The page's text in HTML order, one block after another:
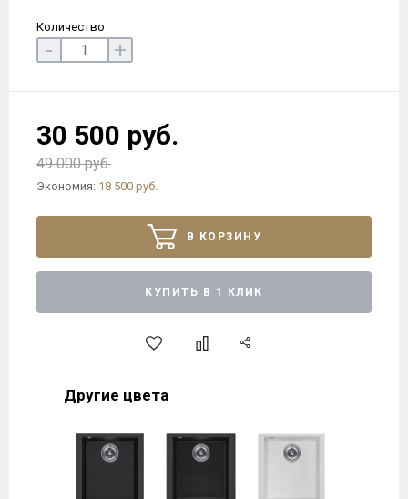
Количество
- +
30 500 руб.
49 000 руб.
Экономия: 18 500 руб.
В КОРЗИНУ
КУПИТЬ В 1 КЛИК
Другие цвета